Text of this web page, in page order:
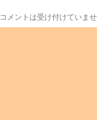
コメントは受け付けていま